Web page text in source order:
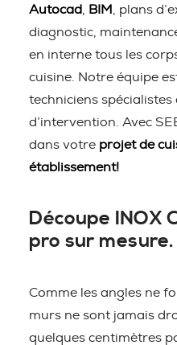
Autocad
BIM
, plans
diagnostic,
en interne tous les
cuisine. Notre équipe
techniciens
d’intervention. Avec
dans votre projet de
établissement!
Découpe INOX
pro sur mesure.
Comme les angles ne
murs ne sont jamais
quelques centimètres